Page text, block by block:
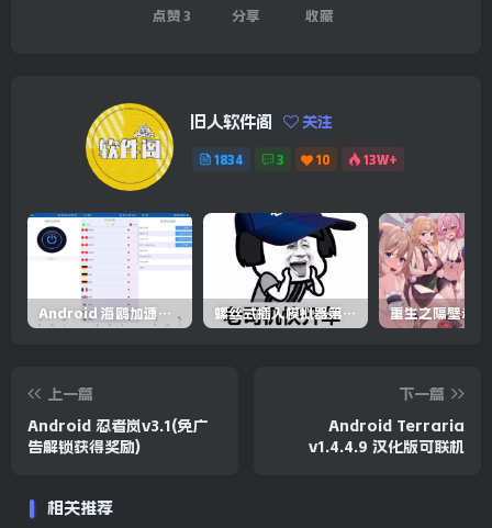
点赞 3 分享 收藏
旧人软件阁 关注
1834 3 10 13W+
Android 海鸥加速器v6.6.3(解锁会员) 螺丝式插入模拟器第5代/NejicomiSimulator.Vol.5.v1.0.2
上一篇
Android 忍者岚v3.1(免广
告解锁获得奖励)
下一篇
Android Terraria
v1.4.4.9 汉化版可联机
相关推荐